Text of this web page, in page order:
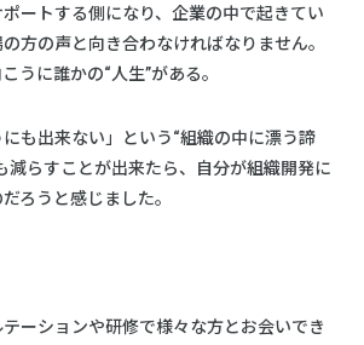
ートする側になり、企業の中で起きてい
方の声と向き合わなければなりません。
うに誰かの“人生”がある。
にも出来ない」という“組織の中に漂う諦
減らすことが出来たら、自分が組織開発に
ろうと感じました。
ーションや研修で様々な方とお会いでき